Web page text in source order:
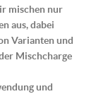
mischen nur
aus, dabei
Varianten und
Mischcharge
und